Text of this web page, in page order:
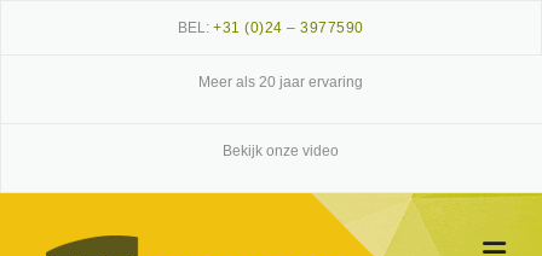
BEL:+31 (0)24 – 3977590
Meer als 20 jaar ervaring
Bekijk onze video